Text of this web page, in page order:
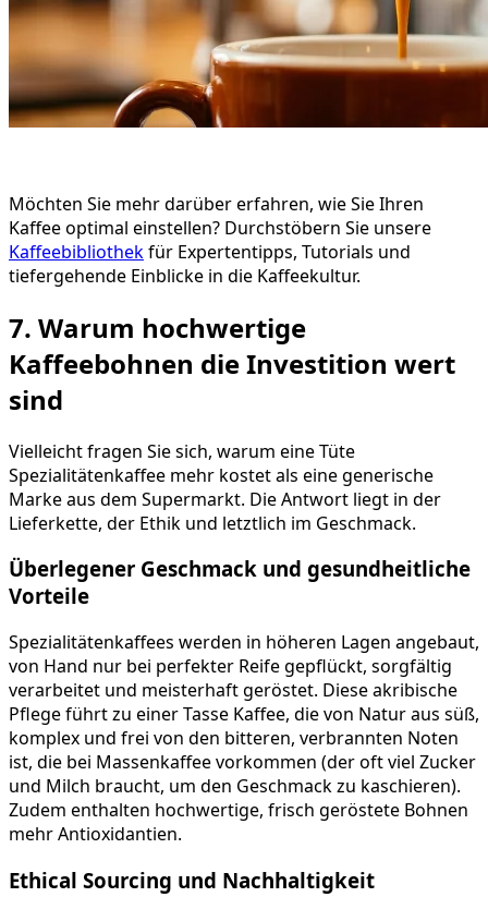
Möchten Sie mehr darüber erfahren, wie Sie Ihren
Kaffee optimal einstellen? Durchstöbern Sie unsere
Kaffeebibliothekfür Expertentipps, Tutorials und
tiefergehende Einblicke in die Kaffeekultur.
7. Warum hochwertige
Kaffeebohnen die Investition wert
sind
Vielleicht fragen Sie sich, warum eine Tüte
Spezialitätenkaffee mehr kostet als eine generische
Marke aus dem Supermarkt. Die Antwort liegt in der
Lieferkette, der Ethik und letztlich im Geschmack.
Überlegener Geschmack und gesundheitliche
Vorteile
Spezialitätenkaffees werden in höheren Lagen angebaut,
von Hand nur bei perfekter Reife gepflückt, sorgfältig
verarbeitet und meisterhaft geröstet. Diese akribische
Pflege führt zu einer Tasse Kaffee, die von Natur aus süß,
komplex und frei von den bitteren, verbrannten Noten
ist, die bei Massenkaffee vorkommen (der oft viel Zucker
und Milch braucht, um den Geschmack zu kaschieren).
Zudem enthalten hochwertige, frisch geröstete Bohnen
mehr Antioxidantien.
Ethical Sourcing und Nachhaltigkeit